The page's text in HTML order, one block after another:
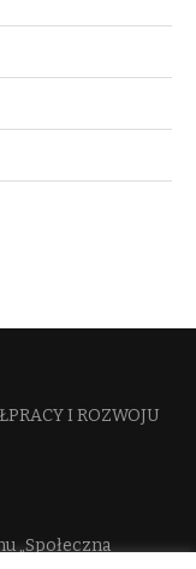
I ROZWOJU​
„Społeczna